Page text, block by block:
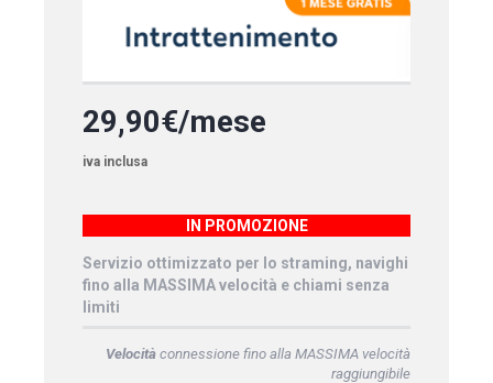
29,90€/mese
iva inclusa
IN PROMOZIONE
Servizio ottimizzato per lo straming, navighi
fino alla MASSIMA velocità e chiami senza
limiti
Velocitàconnessione fino alla MASSIMA velocità
raggiungibile